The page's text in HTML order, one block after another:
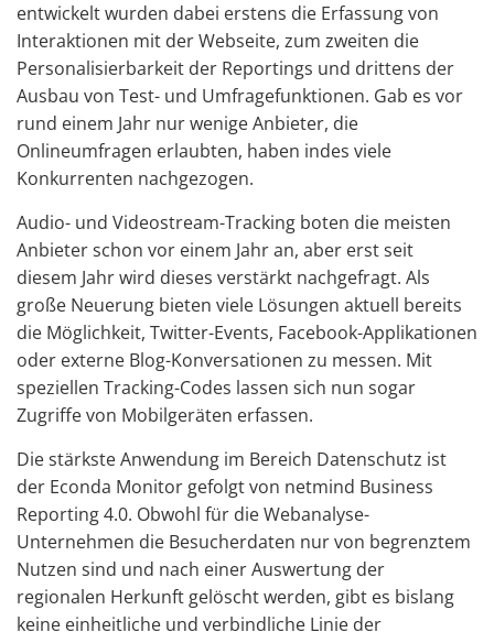
entwickelt wurden dabei erstens die Erfassung von
Interaktionen mit der Webseite, zum zweiten die
Personalisierbarkeit der Reportings und drittens der
Ausbau von Test- und Umfragefunktionen. Gab es vor
rund einem Jahr nur wenige Anbieter, die
Onlineumfragen erlaubten, haben indes viele
Konkurrenten nachgezogen.
Audio- und Videostream-Tracking boten die meisten
Anbieter schon vor einem Jahr an, aber erst seit
diesem Jahr wird dieses verstärkt nachgefragt. Als
große Neuerung bieten viele Lösungen aktuell bereits
die Möglichkeit, Twitter-Events, Facebook-Applikationen
oder externe Blog-Konversationen zu messen. Mit
speziellen Tracking-Codes lassen sich nun sogar
Zugriffe von Mobilgeräten erfassen.
Die stärkste Anwendung im Bereich Datenschutz ist
der Econda Monitor gefolgt von netmind Business
Reporting 4.0. Obwohl für die Webanalyse-
Unternehmen die Besucherdaten nur von begrenztem
Nutzen sind und nach einer Auswertung der
regionalen Herkunft gelöscht werden, gibt es bislang
keine einheitliche und verbindliche Linie der